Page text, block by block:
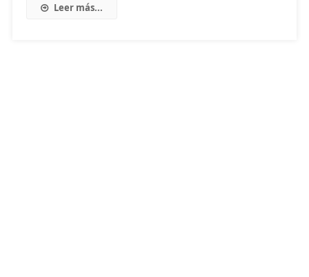
Leer más...